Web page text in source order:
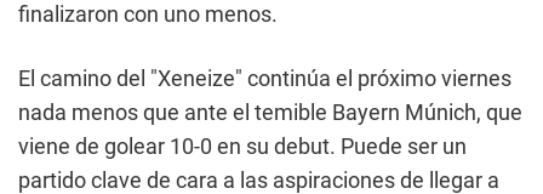
finalizaron con uno menos.
El camino del "Xeneize" continúa el próximo viernes
nada menos que ante el temible Bayern Múnich, que
viene de golear 10-0 en su debut. Puede ser un
partido clave de cara a las aspiraciones de llegar a